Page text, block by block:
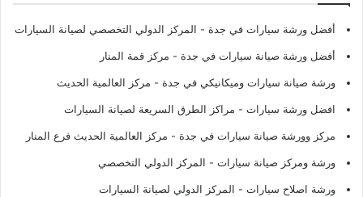
أفضل ورشة سيارات في جدة - المركز الدولي التخصصي لصيانة السيارات
أفضل ورشة صيانة سيارات في جدة - مركز قمة المنار
ورشة صيانة سيارات وميكانيكي في جدة - مركز العالمية الحديث
افضل ورشة سيارات - مراكز الطرق السريعة لصيانة السيارات
مركز وورشة صيانة سيارات في جدة - مركز العالمية الحديث فرع المنار
ورشة ومركز صيانة سيارات - المركز الدولي التخصصي
ورشة اصلاح سيارات - المركز الدولي لصيانة السيارات